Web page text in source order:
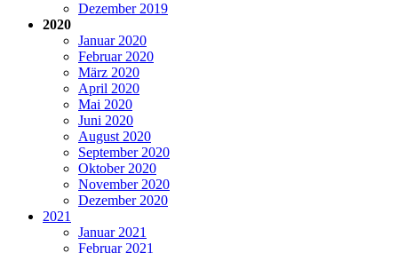
Dezember 2019
2020
Januar 2020
Februar 2020
März 2020
April 2020
Mai 2020
Juni 2020
August 2020
September 2020
Oktober 2020
November 2020
Dezember 2020
2021
Januar 2021
Februar 2021